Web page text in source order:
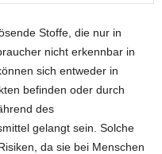
Stoffe, die nur in
nicht erkennbar in
sich entweder in
befinden oder durch
des
gelangt sein. Solche
da sie bei Menschen